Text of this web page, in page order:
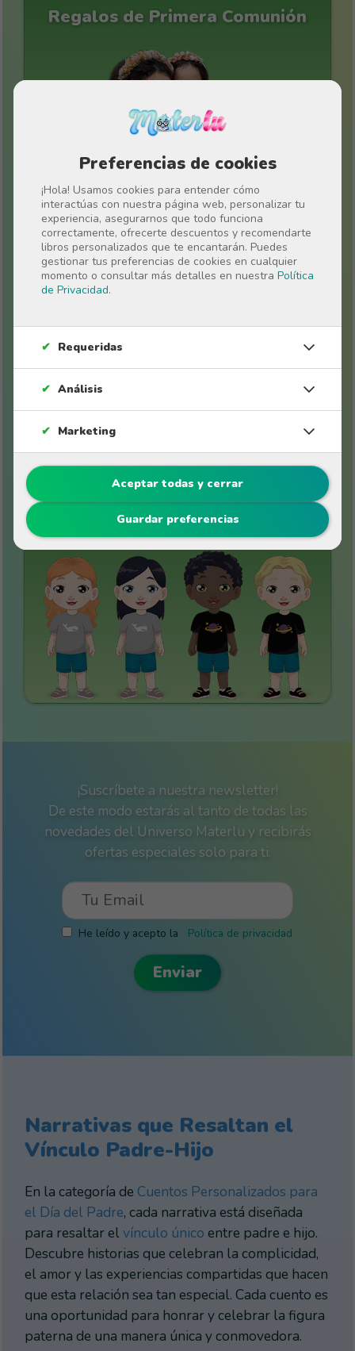
Preferencias de cookies
¡Hola! Usamos cookies para entender cómo
interactúas con nuestra página web, personalizar tu
experiencia, asegurarnos que todo funciona
correctamente, ofrecerte descuentos y recomendarte
libros personalizados que te encantarán. Puedes
gestionar tus preferencias de cookies en cualquier
momento o consultar más detalles en nuestra Política
de Privacidad.
Requeridas
✔
Análisis
✔
Marketing
✔
Guardar preferencias
Aceptar todas y cerrar
Regalos de Primera Comunión
Regalos para el día del padre
Cuentos a partir de 6 años
¡Suscríbete a nuestra newsletter!
De este modo estarás al tanto de todas las
novedades del Universo Materlu y recibirás
ofertas especiales solo para ti.
He leído y acepto la Política de privacidad
Narrativas que Resaltan el
Vínculo Padre-Hijo
En la categoría de Cuentos Personalizados para
el Día del Padre, cada narrativa está diseñada
para resaltar elvínculo único entre padre e hijo.
Descubre historias que celebran la complicidad,
el amor y las experiencias compartidas que hacen
que esta relación sea tan especial. Cada cuento es
una oportunidad para honrar y celebrar la figura
paterna de una manera única y conmovedora.